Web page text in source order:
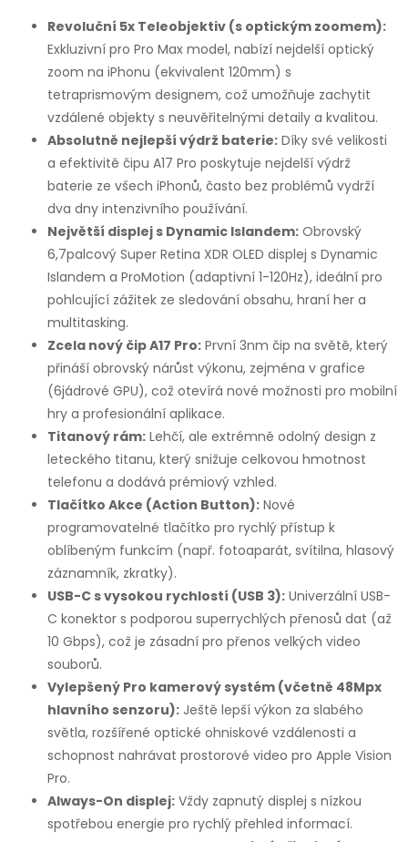
Revoluční 5x Teleobjektiv (s optickým zoomem):
Exkluzivní pro Pro Max model, nabízí nejdelší optický
zoom na iPhonu (ekvivalent 120mm) s
tetraprismovým designem, což umožňuje zachytit
vzdálené objekty s neuvěřitelnými detaily a kvalitou.
Absolutně nejlepší výdrž baterie: Díky své velikosti
a efektivitě čipu A17 Pro poskytuje nejdelší výdrž
baterie ze všech iPhonů, často bez problémů vydrží
dva dny intenzivního používání.
Největší displej s Dynamic Islandem: Obrovský
6,7palcový Super Retina XDR OLED displej s Dynamic
Islandem a ProMotion (adaptivní 1-120Hz), ideální pro
pohlcující zážitek ze sledování obsahu, hraní her a
multitasking.
Zcela nový čip A17 Pro: První 3nm čip na světě, který
přináší obrovský nárůst výkonu, zejména v grafice
(6jádrové GPU), což otevírá nové možnosti pro mobilní
hry a profesionální aplikace.
Titanový rám: Lehčí, ale extrémně odolný design z
leteckého titanu, který snižuje celkovou hmotnost
telefonu a dodává prémiový vzhled.
Tlačítko Akce (Action Button): Nové
programovatelné tlačítko pro rychlý přístup k
oblíbeným funkcím (např. fotoaparát, svítilna, hlasový
záznamník, zkratky).
USB-C s vysokou rychlostí (USB 3): Univerzální USB-
C konektor s podporou superrychlých přenosů dat (až
10 Gbps), což je zásadní pro přenos velkých video
souborů.
Vylepšený Pro kamerový systém (včetně 48Mpx
hlavního senzoru): Ještě lepší výkon za slabého
světla, rozšířené optické ohniskové vzdálenosti a
schopnost nahrávat prostorové video pro Apple Vision
Pro.
Always-On displej: Vždy zapnutý displej s nízkou
spotřebou energie pro rychlý přehled informací.